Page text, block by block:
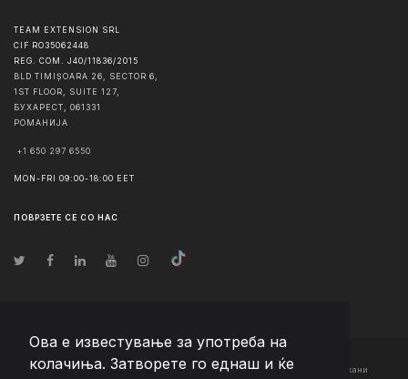
Ова е известување за употреба на
колачиња. Затворете го еднаш и ќе
TEAM EXTENSION SRL
CIF RO35062448
REG. COM. J40/11836/2015
BLD TIMIȘOARA 26, SECTOR 6,
1ST FLOOR, SUITE 127,
БУХАРЕСТ
061331
РОМАНИЈА
+1 650 297 6550
MON-FRI 09:00-18:00 EET
ПОВРЗЕТЕ СЕ СО НАС
© Авторско право2026 Team Extension Macedonia - Сите права задржани